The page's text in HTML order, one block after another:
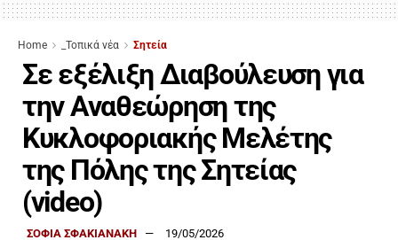
Home _Τοπικά νέα Σητεία
Σε εξέλιξη Διαβούλευση για
την Αναθεώρηση της
Κυκλοφοριακής Μελέτης
της Πόλης της Σητείας
(video)
ΣΟΦΙΑ ΣΦΑΚΙΑΝΑΚΗ 19/05/2026